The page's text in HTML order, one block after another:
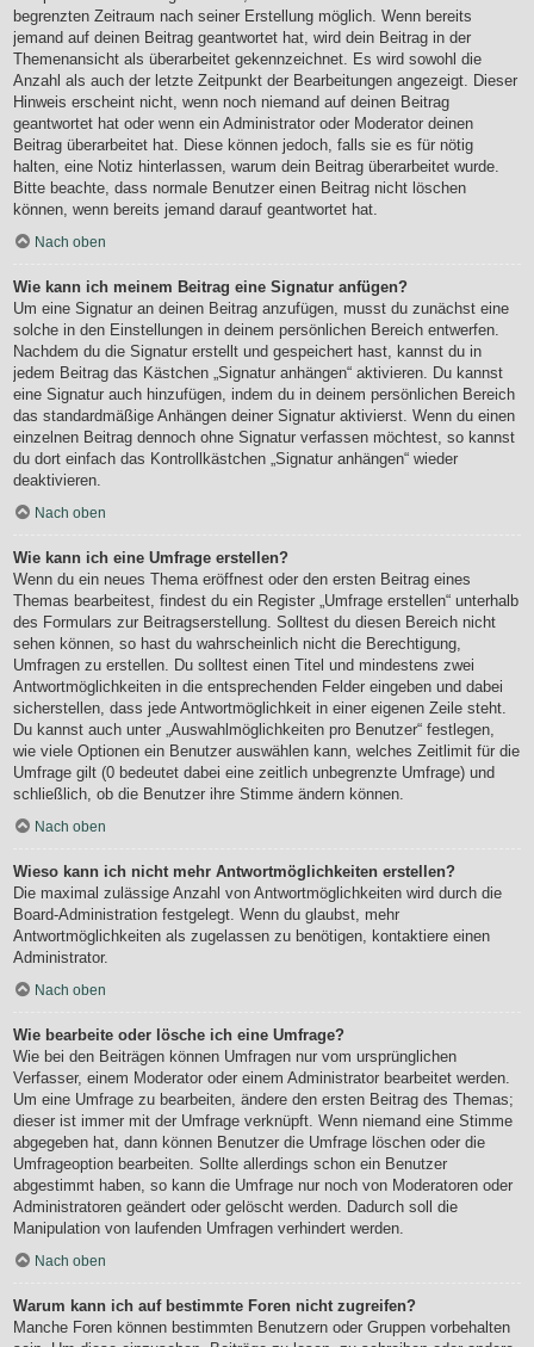
begrenzten Zeitraum nach seiner Erstellung möglich. Wenn bereits
jemand auf deinen Beitrag geantwortet hat, wird dein Beitrag in der
Themenansicht als überarbeitet gekennzeichnet. Es wird sowohl die
Anzahl als auch der letzte Zeitpunkt der Bearbeitungen angezeigt. Dieser
Hinweis erscheint nicht, wenn noch niemand auf deinen Beitrag
geantwortet hat oder wenn ein Administrator oder Moderator deinen
Beitrag überarbeitet hat. Diese können jedoch, falls sie es für nötig
halten, eine Notiz hinterlassen, warum dein Beitrag überarbeitet wurde.
Bitte beachte, dass normale Benutzer einen Beitrag nicht löschen
können, wenn bereits jemand darauf geantwortet hat.
Nach oben
Wie kann ich meinem Beitrag eine Signatur anfügen?
Um eine Signatur an deinen Beitrag anzufügen, musst du zunächst eine
solche in den Einstellungen in deinem persönlichen Bereich entwerfen.
Nachdem du die Signatur erstellt und gespeichert hast, kannst du in
jedem Beitrag das Kästchen „Signatur anhängen“ aktivieren. Du kannst
eine Signatur auch hinzufügen, indem du in deinem persönlichen Bereich
das standardmäßige Anhängen deiner Signatur aktivierst. Wenn du einen
einzelnen Beitrag dennoch ohne Signatur verfassen möchtest, so kannst
du dort einfach das Kontrollkästchen „Signatur anhängen“ wieder
deaktivieren.
Nach oben
Wie kann ich eine Umfrage erstellen?
Wenn du ein neues Thema eröffnest oder den ersten Beitrag eines
Themas bearbeitest, findest du ein Register „Umfrage erstellen“ unterhalb
des Formulars zur Beitragserstellung. Solltest du diesen Bereich nicht
sehen können, so hast du wahrscheinlich nicht die Berechtigung,
Umfragen zu erstellen. Du solltest einen Titel und mindestens zwei
Antwortmöglichkeiten in die entsprechenden Felder eingeben und dabei
sicherstellen, dass jede Antwortmöglichkeit in einer eigenen Zeile steht.
Du kannst auch unter „Auswahlmöglichkeiten pro Benutzer“ festlegen,
wie viele Optionen ein Benutzer auswählen kann, welches Zeitlimit für die
Umfrage gilt (0 bedeutet dabei eine zeitlich unbegrenzte Umfrage) und
schließlich, ob die Benutzer ihre Stimme ändern können.
Nach oben
Wieso kann ich nicht mehr Antwortmöglichkeiten erstellen?
Die maximal zulässige Anzahl von Antwortmöglichkeiten wird durch die
Board-Administration festgelegt. Wenn du glaubst, mehr
Antwortmöglichkeiten als zugelassen zu benötigen, kontaktiere einen
Administrator.
Nach oben
Wie bearbeite oder lösche ich eine Umfrage?
Wie bei den Beiträgen können Umfragen nur vom ursprünglichen
Verfasser, einem Moderator oder einem Administrator bearbeitet werden.
Um eine Umfrage zu bearbeiten, ändere den ersten Beitrag des Themas;
dieser ist immer mit der Umfrage verknüpft. Wenn niemand eine Stimme
abgegeben hat, dann können Benutzer die Umfrage löschen oder die
Umfrageoption bearbeiten. Sollte allerdings schon ein Benutzer
abgestimmt haben, so kann die Umfrage nur noch von Moderatoren oder
Administratoren geändert oder gelöscht werden. Dadurch soll die
Manipulation von laufenden Umfragen verhindert werden.
Nach oben
Warum kann ich auf bestimmte Foren nicht zugreifen?
Manche Foren können bestimmten Benutzern oder Gruppen vorbehalten